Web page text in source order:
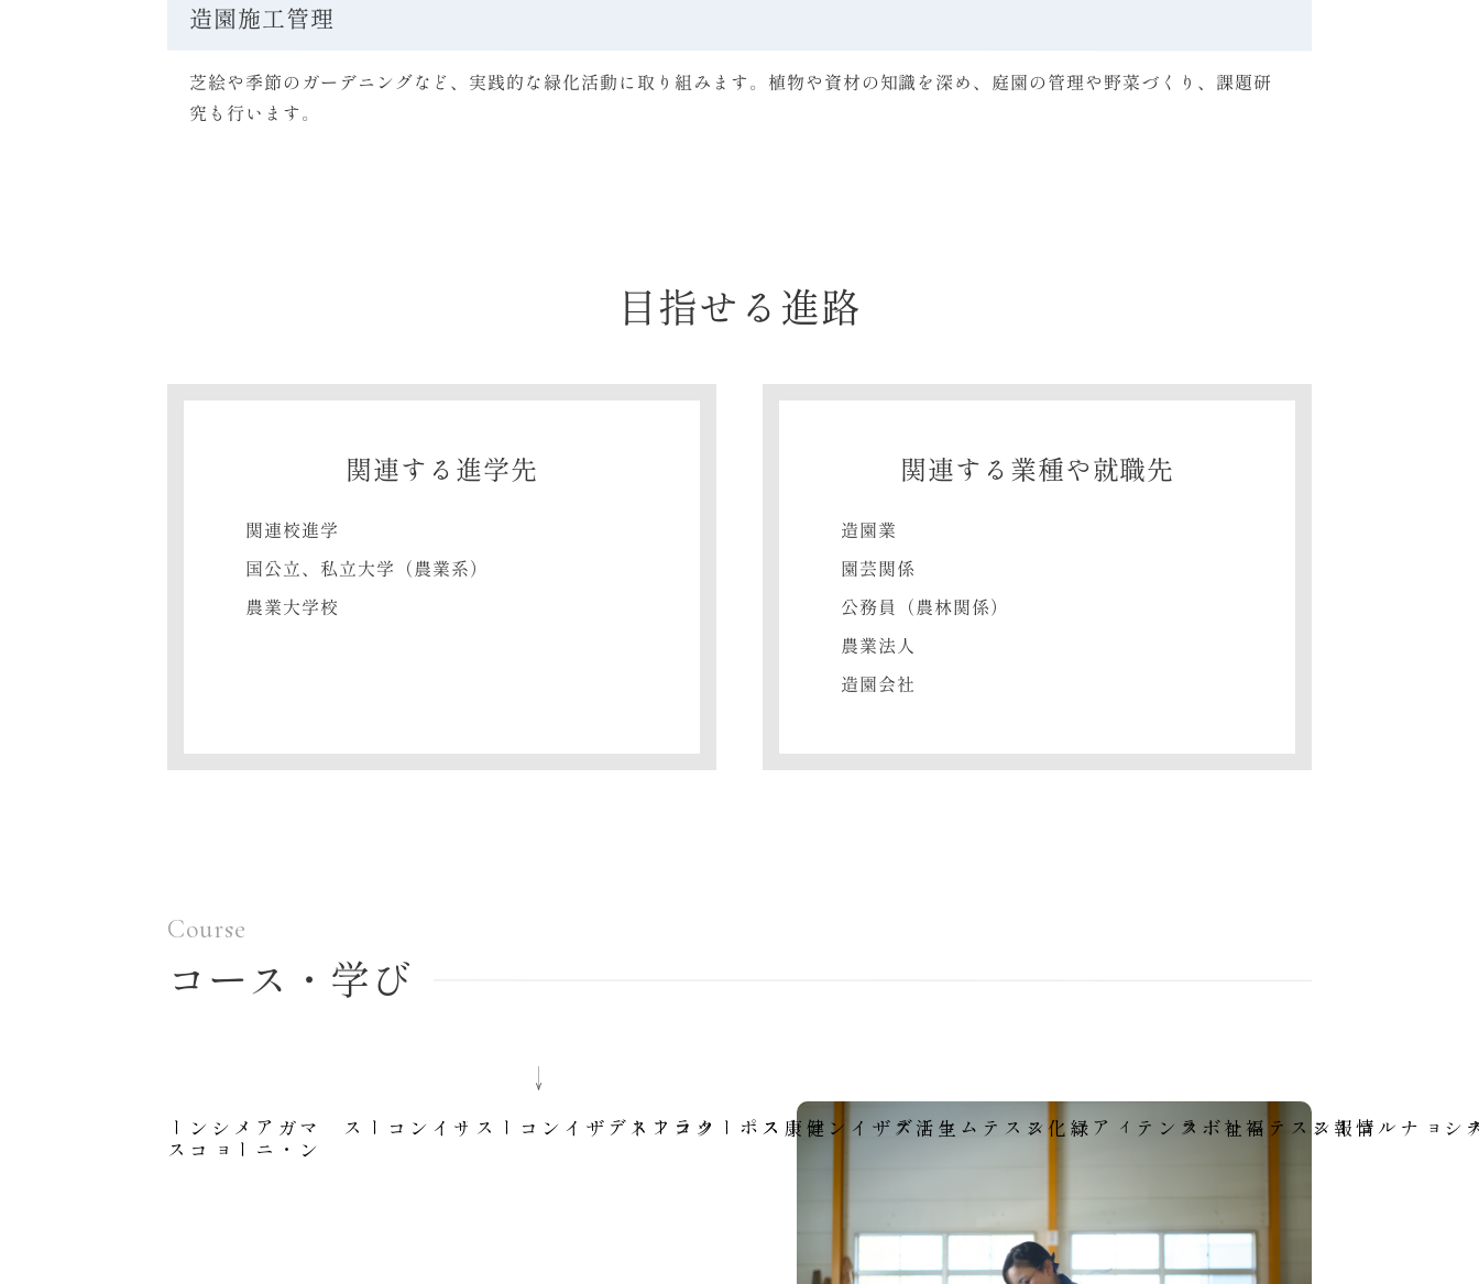
造園施工管理
芝絵や季節のガーデニングなど、実践的な緑化活動に取り組みます。植物や資材の知識を深め、庭園の管理や野菜づくり、課題研
究も行います。
目指せる進路
関連する進学先
関連校進学
国公立、私立大学（農業系）
農業大学校
関連する業種や就職先
造園業
園芸関係
公務員（農林関係）
農業法人
造園会社
Course
コース・学び